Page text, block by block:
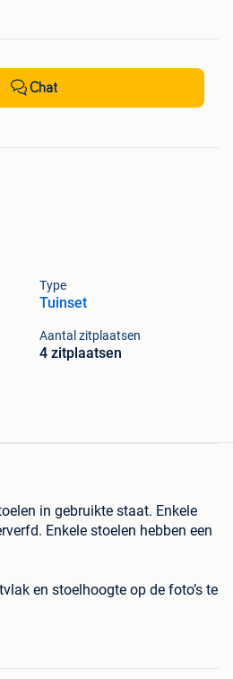
Type
Tuinset
Aantal zitplaatsen
4 zitplaatsen
in gebruikte staat. Enkele
Enkele stoelen hebben een
en stoelhoogte op de foto’s te
Chat